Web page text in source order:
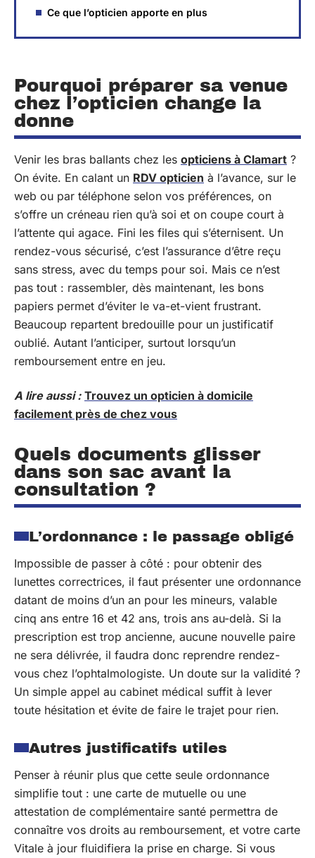
Ce que l’opticien apporte en plus
Pourquoi préparer sa venue
chez l’opticien change la
donne
Venir les bras ballants chez les opticiens à Clamart ?
On évite. En calant un RDV opticien à l’avance, sur le
web ou par téléphone selon vos préférences, on
s’offre un créneau rien qu’à soi et on coupe court à
l’attente qui agace. Fini les files qui s’éternisent. Un
rendez-vous sécurisé, c’est l’assurance d’être reçu
sans stress, avec du temps pour soi. Mais ce n’est
pas tout : rassembler, dès maintenant, les bons
papiers permet d’éviter le va-et-vient frustrant.
Beaucoup repartent bredouille pour un justificatif
oublié. Autant l’anticiper, surtout lorsqu’un
remboursement entre en jeu.
A lire aussi : Trouvez un opticien à domicile
facilement près de chez vous
Quels documents glisser
dans son sac avant la
consultation ?
L’ordonnance : le passage obligé
Impossible de passer à côté : pour obtenir des
lunettes correctrices, il faut présenter une ordonnance
datant de moins d’un an pour les mineurs, valable
cinq ans entre 16 et 42 ans, trois ans au-delà. Si la
prescription est trop ancienne, aucune nouvelle paire
ne sera délivrée, il faudra donc reprendre rendez-
vous chez l’ophtalmologiste. Un doute sur la validité ?
Un simple appel au cabinet médical suffit à lever
toute hésitation et évite de faire le trajet pour rien.
Autres justificatifs utiles
Penser à réunir plus que cette seule ordonnance
simplifie tout : une carte de mutuelle ou une
attestation de complémentaire santé permettra de
connaître vos droits au remboursement, et votre carte
Vitale à jour fluidifiera la prise en charge. Si vous